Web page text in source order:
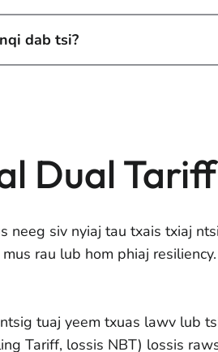
dab tsi?
Dual
neeg siv nyiaj tau txais txiaj
rau lub hom phiaj
tuaj yeem txuas lawv lub
Tariff, lossis NBT) lossis